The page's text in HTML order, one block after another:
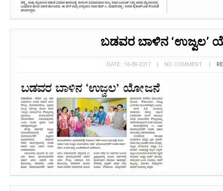
ಬಡವರ ಬಾಳಿನ ‘ಉಜ್ವಲ’
DATE : 16-09-2017 | NO COMMENT. |